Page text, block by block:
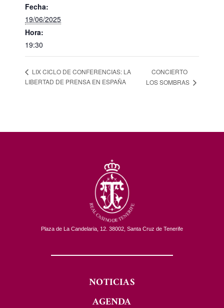
Fecha:
19/06/2025
Hora:
19:30
LIX CICLO DE CONFERENCIAS: LA
LIBERTAD DE PRENSA EN ESPAÑA
CONCIERTO
LOS SOMBRAS
Plaza de La Candelaria, 12. 38002, Santa Cruz de Tenerife
NOTICIAS
AGENDA